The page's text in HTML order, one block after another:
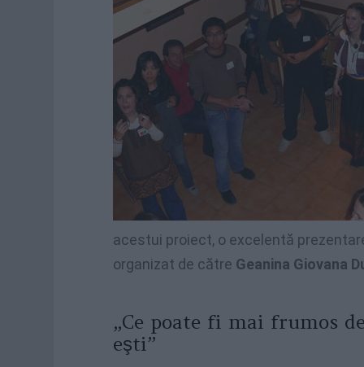
acestui proiect, o excelentă
organizat de către Geanina Giovana
„Ce poate fi mai frumos
eşti”